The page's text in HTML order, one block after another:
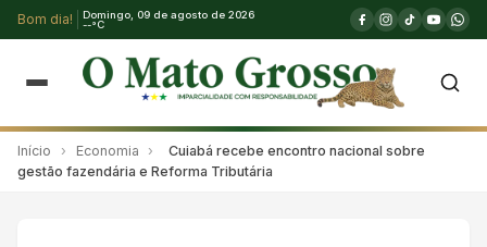
Bom dia!
Domingo, 09 de agosto de 2026
--°C
Início › Economia ›
Cuiabá recebe encontro nacional sobre
gestão fazendária e Reforma Tributária